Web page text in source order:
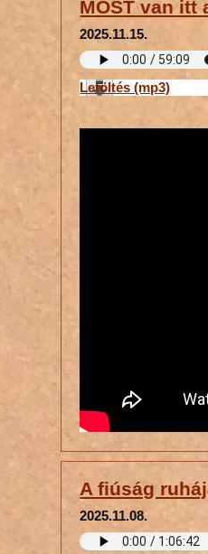
MOST van itt
2025.11.15.
Letöltés (mp3)
A fiúság
2025.11.08.